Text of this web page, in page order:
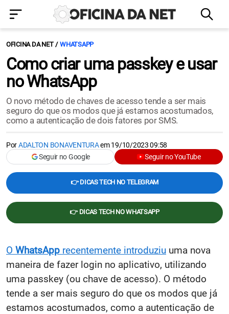
OFICINA DA NET WHATSAPP
Como criar uma passkey e usar
no WhatsApp
O novo método de chaves de acesso tende a ser mais
seguro do que os modos que já estamos acostumados,
como a autenticação de dois fatores por SMS.
PorADALTON BONAVENTURAem19/10/2023 09:58
Seguir no Google
Seguir no YouTube
👉 DICAS TECH NO TELEGRAM
👉 DICAS TECH NO WHATSAPP
O WhatsApp recentemente introduziu uma nova
maneira de fazer login no aplicativo, utilizando
uma passkey (ou chave de acesso). O método
tende a ser mais seguro do que os modos que já
estamos acostumados, como a autenticação de